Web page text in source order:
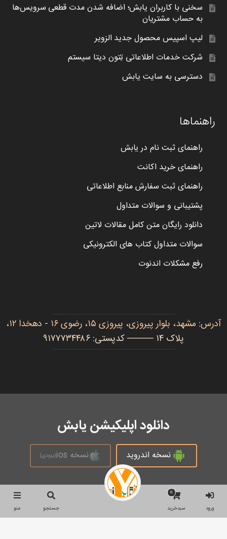
سخنی با کاربران یابش؛ اضافه شدن مدت قطعی سرویس‌ها
به حساب مشتریان
لیپ اسپیس محصول جدید الزویر
شرکت خدمات اطلاعاتی تِتون دیتا سیستم
دسترسی به سایت یابش
راهنماها
راهنمای ثبت نام در یابش
راهنمای خرید اکانت
راهنمای ثبت سفارش منابع اطلاعاتی
پشتیبانی و سوالات متداول
دانلود رایگان متن کامل مقالات لاتین
سوالات متداول کتاب های الکترونیکی
رفع مشکلات اندنوت
ورود
0
سبدخرید جستجو منو
آدرس: مشهد، بلوار پیروزی، پیروزی ۱۵، رضوی ۱۶ - دهخدا ۱۲،
پلاک ۱۴ ──── کدپستی: ۹۱۷۷۷۳۴۴۸۶
دانلود اپلیکیشن یابش
نسخه اندروید نسخه ios (بزودی)
تمام حقوق محفوظ است © 2026